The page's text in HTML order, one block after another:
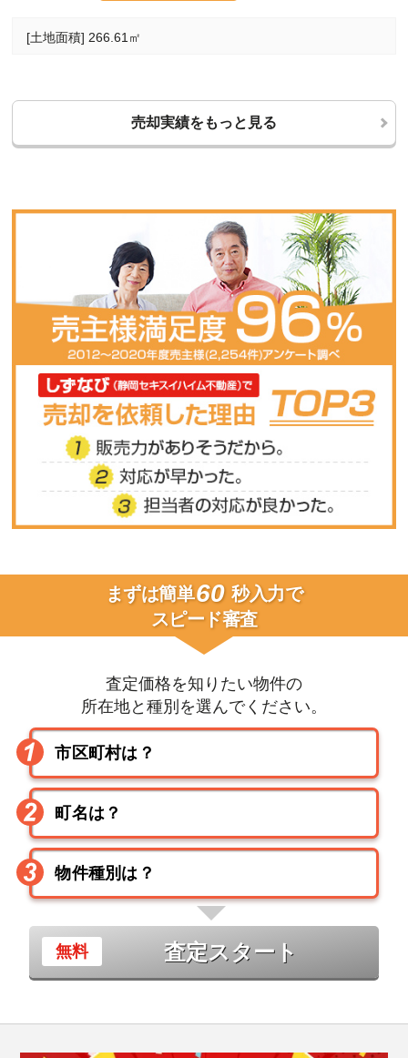
[土地面積] 266.61㎡
売却実績をもっと見る
まずは簡単60 秒入力で
スピード審査
査定価格を知りたい物件の
所在地と種別を選んでください。
査定スタート